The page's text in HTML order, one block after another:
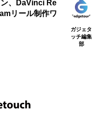
、DaVinci Re
リール制作ワ
ガジェタ
ッチ編集
部